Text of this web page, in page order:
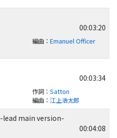
00:03:20
編曲： Emanuel Officer
00:03:34
作詞： Satton
編曲： 江上浩太郎
main version-
00:04:08